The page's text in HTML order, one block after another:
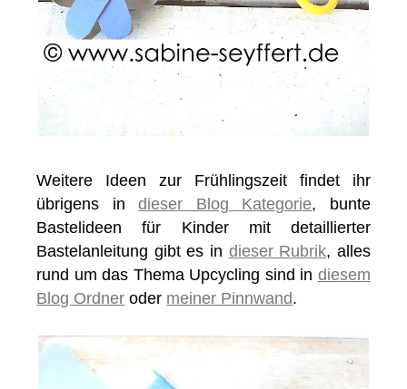
Weitere Ideen zur Frühlingszeit findet ihr
übrigens indieser Blog Kategorie, bunte
Bastelideen für Kinder mit detaillierter
Bastelanleitung gibt es in dieser Rubrik, alles
rund um das Thema Upcycling sind in diesem
Blog Ordner oder meiner Pinnwand.